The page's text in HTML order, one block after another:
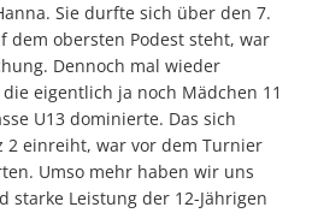
Sie durfte sich über den 7.
dem obersten Podest steht, war
Dennoch mal wieder
eigentlich ja noch Mädchen 11
U13 dominierte. Das sich
2 einreiht, war vor dem Turnier
Umso mehr haben wir uns
starke Leistung der 12-Jährigen